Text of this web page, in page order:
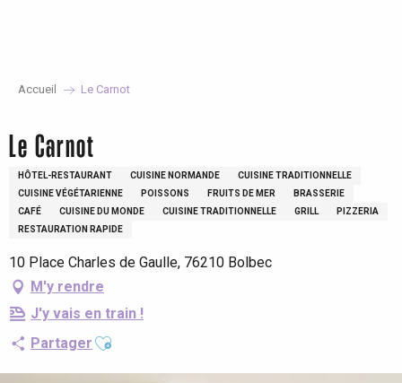
Accueil Le Carnot
Le Carnot
HÔTEL-RESTAURANT CUISINE NORMANDE
CUISINE TRADITIONNELLE
CUISINE VÉGÉTARIENNE
POISSONS FRUITS DE MER
BRASSERIE
CAFÉ
CUISINE DU MONDE CUISINE TRADITIONNELLE GRILL
PIZZERIA
RESTAURATION RAPIDE
10 Place Charles de Gaulle, 76210 Bolbec
M'y rendre
J'y vais en train !
Partager Ajouter aux favoris